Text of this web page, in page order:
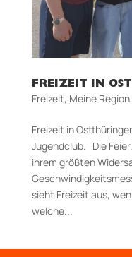
FREIZEIT IN
Freizeit, Meine Region,
Freizeit in
Jugendclub. Die
ihrem größten
sieht Freizeit aus,
welche...